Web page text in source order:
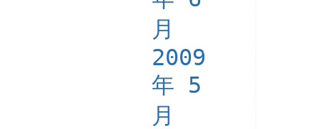
月
2009
年 5
月